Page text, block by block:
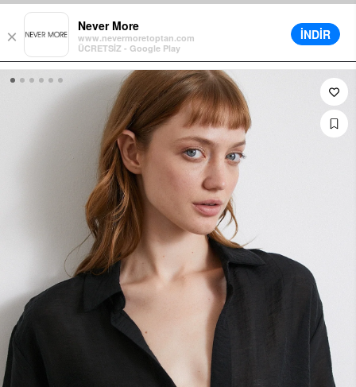
×
Never More
www.nevermoretoptan.com
ÜCRETSİZ - Google Play
İNDİR
für alle Bestellungen